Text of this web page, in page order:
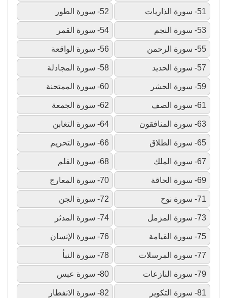
51- سورة الذاريات 52- سورة الطور
53- سورة النجم 54- سورة القمر
55- سورة الرحمن 56- سورة الواقعة
57- سورة الحديد 58- سورة المجادلة
59- سورة الحشر 60- سورة الممتحنة
61- سورة الصف 62- سورة الجمعة
63- سورة المنافقون 64- سورة التغابن
65- سورة الطلاق 66- سورة التحريم
67- سورة الملك 68- سورة القلم
69- سورة الحاقة 70- سورة المعارج
71- سورة نوح 72- سورة الجن
73- سورة المزمل 74- سورة المدثر
75- سورة القيامة 76- سورة الإنسان
77- سورة المرسلات 78- سورة النبأ
79- سورة النازعات 80- سورة عبس
81- سورة التكوير 82- سورة الانفطار